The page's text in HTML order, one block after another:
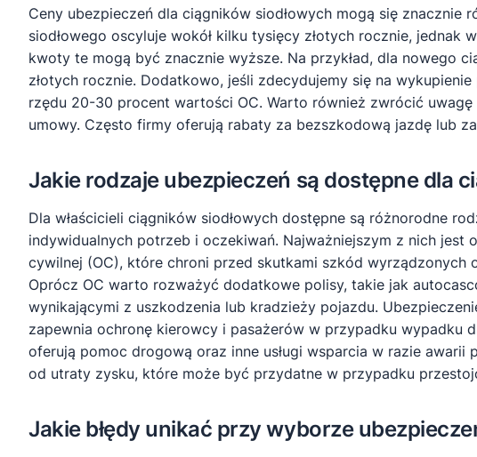
Ceny ubezpieczeń dla ciągników siodłowych mogą się
siodłowego oscyluje wokół kilku tysięcy złotych rocznie,
kwoty te mogą być znacznie wyższe. Na przykład, dla nowego
złotych rocznie. Dodatkowo, jeśli zdecydujemy się na
rzędu 20-30 procent wartości OC. Warto również zwrócić
umowy. Często firmy oferują rabaty za bezszkodową jazdę lub
Jakie rodzaje ubezpieczeń są dostępne dla
Dla właścicieli ciągników siodłowych dostępne są różnorodne
indywidualnych potrzeb i oczekiwań. Najważniejszym z nich jest
cywilnej (OC), które chroni przed skutkami szkód
Oprócz OC warto rozważyć dodatkowe polisy, takie jak
wynikającymi z uszkodzenia lub kradzieży pojazdu.
zapewnia ochronę kierowcy i pasażerów w przypadku wypadku
oferują pomoc drogową oraz inne usługi wsparcia w razie
od utraty zysku, które może być przydatne w przypadku
Jakie błędy unikać przy wyborze